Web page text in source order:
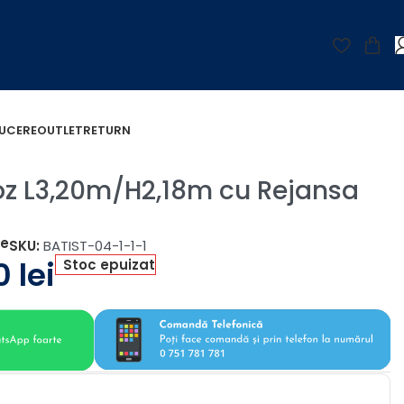
OUTLETRETURN
L3,20m/H2,18m cu Rejansa
SKU: BATIST-04-1-1-1
lei Stoc epuizat